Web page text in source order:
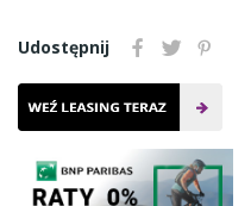
Udostępnij